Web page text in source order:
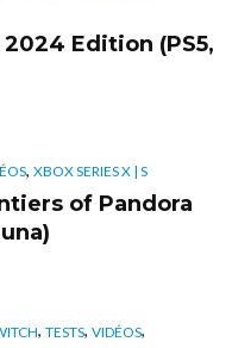
Edition (PS5,
, XBOX SERIES X | S
of Pandora
, TESTS, VIDÉOS,